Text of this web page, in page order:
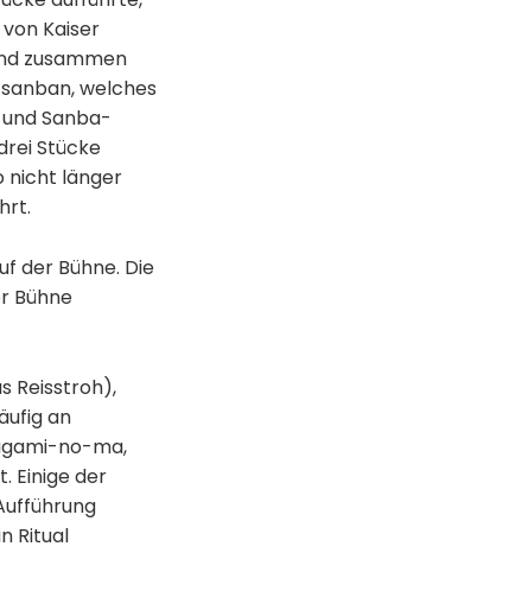
Kaiser
zusammen
welches
Sanba-
Stücke
nicht länger
der Bühne. Die
Bühne
Reisstroh),
an
no-ma,
Einige der
Ritual